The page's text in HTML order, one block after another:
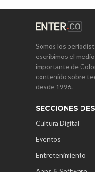
Somos los
escribimos el
importante de
contenido sobre
desde 1996.
SECCIONES
Cultura Digital
Eventos
Entretenimiento